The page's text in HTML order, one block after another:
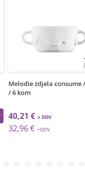
Trianon zdjela / 18cm /
19,68 €
16,13 €